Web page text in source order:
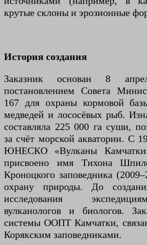
крутые склоны и эрозионные
История создания
Заказник основан 8
постановлением Совета
167 для охраны кормовой
медведей и лососёвых рыб.
составляла 225 000 га суши,
за счёт морской акватории. С
ЮНЕСКО «Вулканы
присвоено имя Тихона
Кроноцкого заповедника
охрану природы. До
исследования
вулканологов и биологов.
системы ООПТ Камчатки,
Корякским заповедниками.